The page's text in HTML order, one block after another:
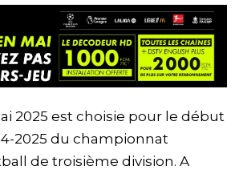
2025 est choisie pour le début
2025 du championnat
de troisième division. A